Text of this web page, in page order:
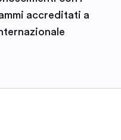
accreditati a